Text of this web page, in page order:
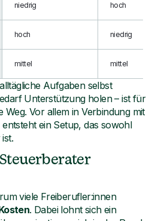
niedrig hoch
hoch niedrig
mittel mittel
Aufgaben selbst
Unterstützung holen – ist für
Weg. Vor allem in Verbindung mit
ein Setup, das sowohl
viele Freiberufler:innen
. Dabei lohnt sich ein